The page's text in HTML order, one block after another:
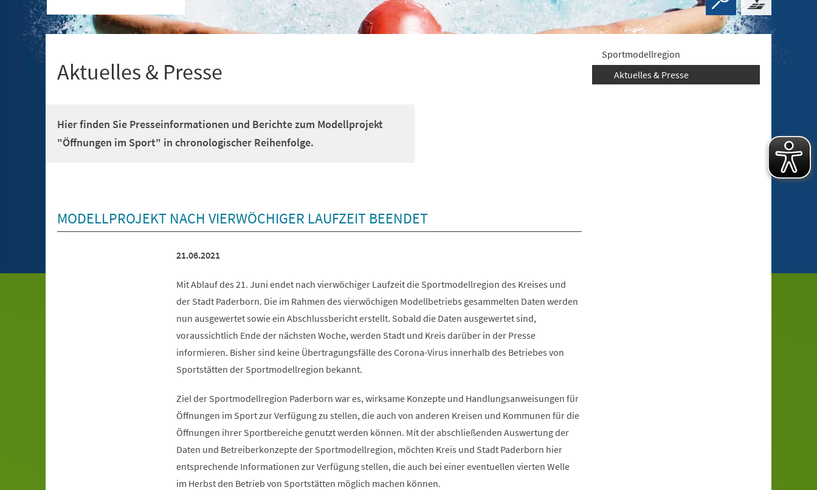
Aktuelles & Presse
Hier finden Sie Presseinformationen und Berichte zum Modellprojekt
"Öffnungen im Sport" in chronologischer Reihenfolge.
MODELLPROJEKT NACH VIERWÖCHIGER LAUFZEIT BEENDET
21.06.2021
Mit Ablauf des 21. Juni endet nach vierwöchiger Laufzeit die Sportmodellregion des Kreises und
der Stadt Paderborn. Die im Rahmen des vierwöchigen Modellbetriebs gesammelten Daten werden
nun ausgewertet sowie ein Abschlussbericht erstellt. Sobald die Daten ausgewertet sind,
voraussichtlich Ende der nächsten Woche, werden Stadt und Kreis darüber in der Presse
informieren. Bisher sind keine Übertragungsfälle des Corona-Virus innerhalb des Betriebes von
Sportstätten der Sportmodellregion bekannt.
Ziel der Sportmodellregion Paderborn war es, wirksame Konzepte und Handlungsanweisungen für
Öffnungen im Sport zur Verfügung zu stellen, die auch von anderen Kreisen und Kommunen für die
Öffnungen ihrer Sportbereiche genutzt werden können. Mit der abschließenden Auswertung der
Daten und Betreiberkonzepte der Sportmodellregion, möchten Kreis und Stadt Paderborn hier
entsprechende Informationen zur Verfügung stellen, die auch bei einer eventuellen vierten Welle
im Herbst den Betrieb von Sportstätten möglich machen können.
Sportmodellregion
Aktuelles & Presse